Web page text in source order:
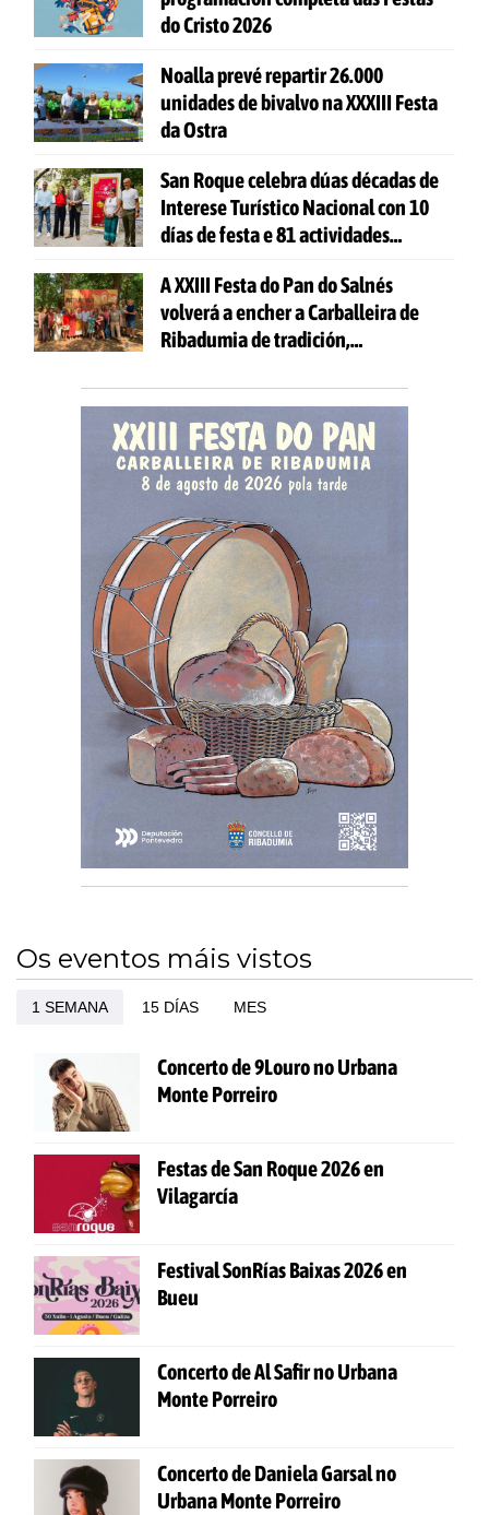
do Cristo 2026
Noalla prevé repartir 26.000
unidades de bivalvo na XXXIII Festa
da Ostra
San Roque celebra dúas décadas de
Interese Turístico Nacional con 10
días de festa e 81 actividades
A XXIII Festa do Pan do Salnés
volverá a encher a Carballeira de
Ribadumia de tradición,
todas as idades
Os eventos máis vistos
1 SEMANA 15 DÍAS MES
Concerto de 9Louro no Urbana
Monte Porreiro
Festas de San Roque 2026 en
Vilagarcía
Festival SonRías Baixas 2026 en
Bueu
Concerto de Al Safir no Urbana
Monte Porreiro
Concerto de Daniela Garsal no
Urbana Monte Porreiro